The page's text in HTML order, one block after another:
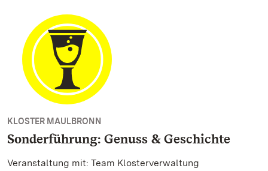
KLOSTER MAULBRONN
Sonderführung: Genuss & Geschichte
Veranstaltung mit: Team Klosterverwaltung